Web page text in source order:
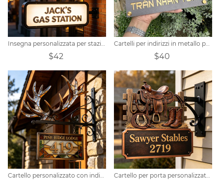
Insegna personalizzata per stazione di servizio in stile retrò.
$42
Cartelli per indirizzi in metallo personalizzati
$40
Cartello personalizzato con indirizzo a tema baita con corna di cervo e vetrata artistica. Cartello per porta personalizzato a tema sella